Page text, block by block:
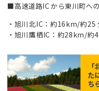
■高速道路IC から東川町へ
旭川北IC：約16km/約25
旭川鷹栖IC：約28km/約
「
た
ち